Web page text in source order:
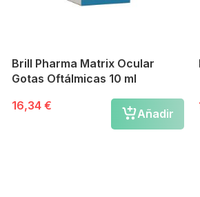
Brill Pharma Matrix Ocular
Gotas Oftálmicas 10 ml
16,34 €
Añadir